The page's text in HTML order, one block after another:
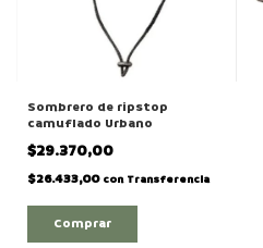
Sombrero de ripstop
camuflado Urbano
$29.370,00
$26.433,00 con Transferencia
Comprar